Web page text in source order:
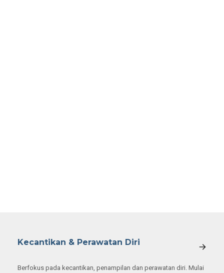
Kecantikan & Perawatan Diri
Berfokus pada kecantikan, penampilan dan perawatan diri. Mulai